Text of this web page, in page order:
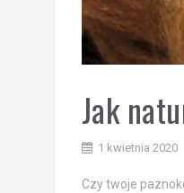
Jak
1 kwietnia 2020
Czy twoje